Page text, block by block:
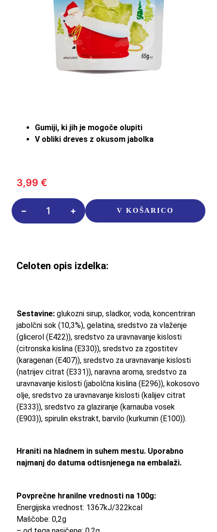
Gumiji, ki jih je mogoče olupiti
V obliki dreves z okusom jabolka
3,99 €
Peelerz
Gummy
količina
V KOŠARICO
Celoten opis izdelka:
Sestavine: glukozni sirup, sladkor, voda, koncentriran
jabolčni sok (10,3%), gelatina, sredstvo za vlaženje
(glicerol (E422)), sredstvo za uravnavanje kislosti
(citronska kislina (E330)), sredstvo za zgostitev
(karagenan (E407)), sredstvo za uravnavanje kislosti
(natrijev citrat (E331)), naravna aroma, sredstvo za
uravnavanje kislosti (jabolčna kislina (E296)), kokosovo
olje, sredstvo za uravnavanje kislosti (kalijev citrat
(E333)), sredstvo za glaziranje (karnauba vosek
(E903)), spirulin ekstrakt, barvilo (kurkumin (E100)).
Hraniti na hladnem in suhem mestu. Uporabno
najmanj do datuma odtisnjenega na embalaži.
Povprečne hranilne vrednosti na 100g:
Energijska vrednost: 1367kJ/322kcal
Maščobe: 0,2g